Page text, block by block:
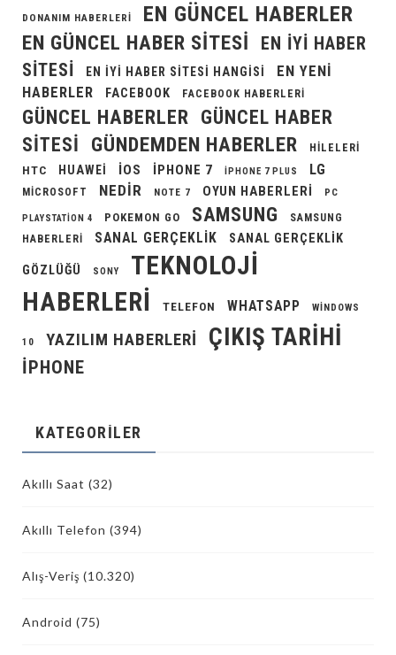
DONANIM HABERLERI EN GÜNCEL HABERLER
EN GÜNCEL HABER SITESI
EN IYI HABER
SITESI
EN IYI HABER SITESI HANGISI
EN YENI
HABERLER
FACEBOOK FACEBOOK HABERLERI
GÜNCEL HABERLER GÜNCEL HABER
SITESI
GÜNDEMDEN HABERLER
HILELERI
HTC
HUAWEI IOS IPHONE 7 IPHONE 7 PLUS LG
MICROSOFT NEDIR NOTE 7 OYUN HABERLERI PC
PLAYSTATION 4 POKEMON GO SAMSUNG
SAMSUNG
HABERLERI
SANAL GERÇEKLIK SANAL GERÇEKLIK
GÖZLÜĞÜ SONY
TEKNOLOJI
HABERLERI
TELEFON WHATSAPP WINDOWS
10 YAZILIM HABERLERI ÇIKIŞ TARIHI
İPHONE
KATEGORILER
Akıllı Saat (32)
Akıllı Telefon (394)
Alış-Veriş (10.320)
Android (75)